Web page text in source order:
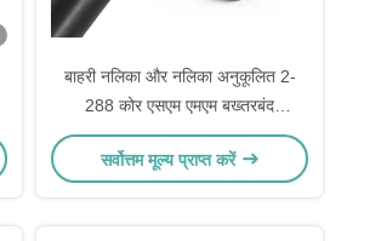
बाहरी नलिका और नलिका अनुकूलित 2-
288 कोर एसएम एमएम बख्तरबंद
जीवाईटीएस फाइबर ऑप्टिक केबल
सर्वोत्तम मूल्य प्राप्त करें